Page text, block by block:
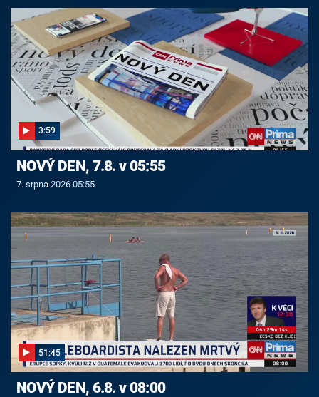
3:59
NOVÝ DEN, 7.8. v 05:55
7. srpna 2026 05:55
51:45
NOVÝ DEN, 6.8. v 08:00